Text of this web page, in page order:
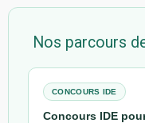
Nos parcours
CONCOURS IDE
Concours IDE